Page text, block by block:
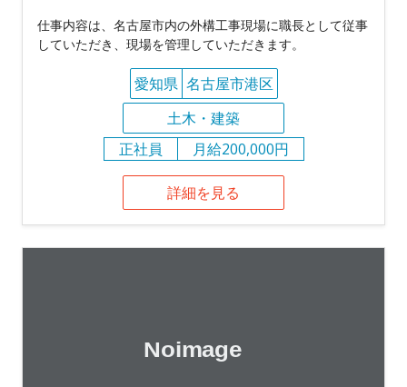
仕事内容は、名古屋市内の外構工事現場に職長として従事
していただき、現場を管理していただきます。
愛知県 名古屋市港区
土木・建築
正社員
月給200,000円
詳細を見る